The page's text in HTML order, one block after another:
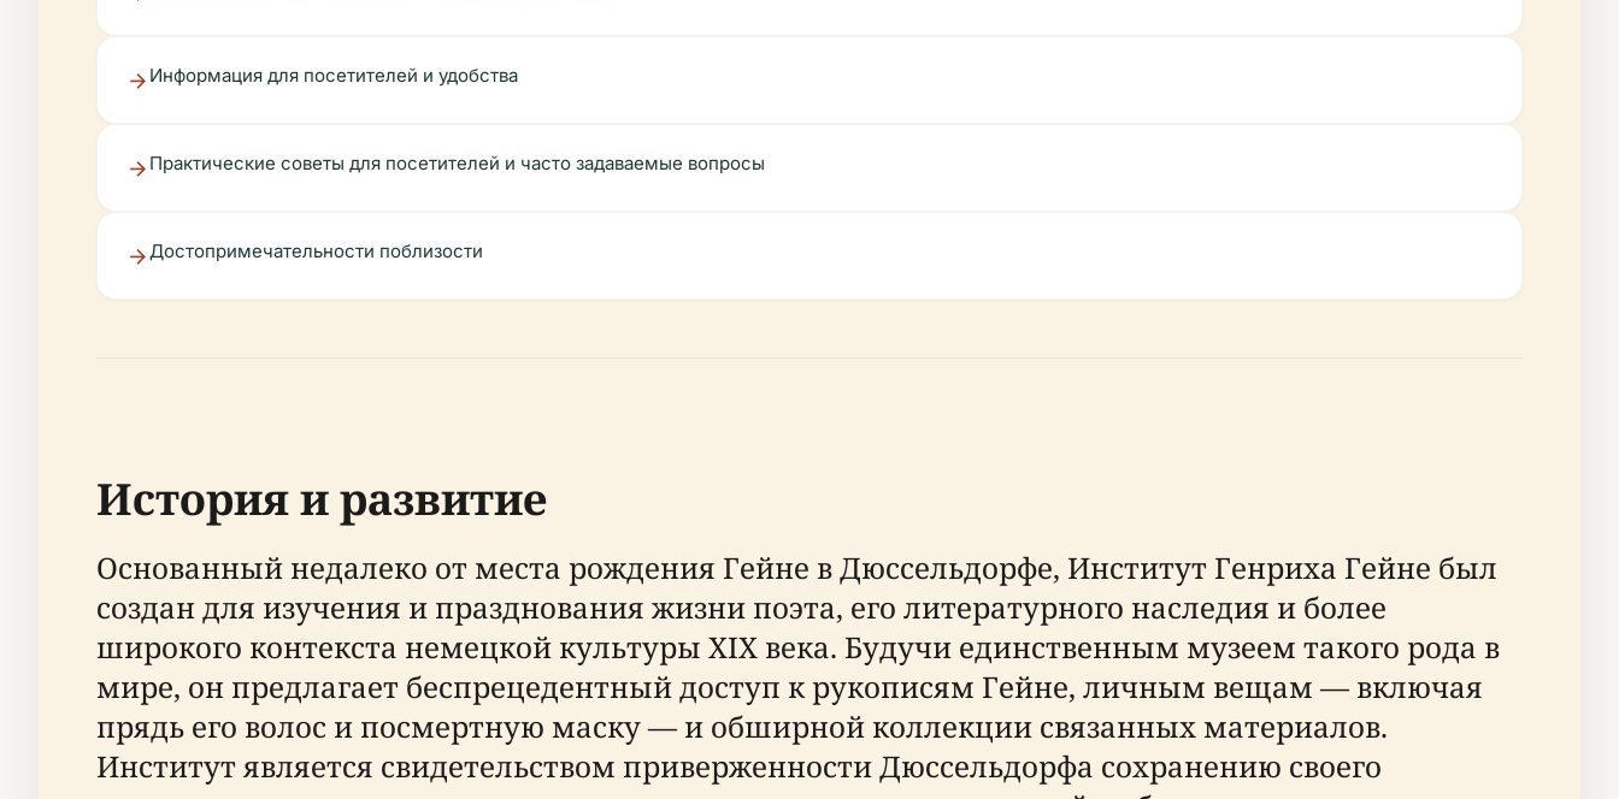
Информация для посетителей и удобства
Практические советы для посетителей и часто задаваемые вопросы
Достопримечательности поблизости
История и развитие
Основанный недалеко от места рождения Гейне в Дюссельдорфе, Институт Генриха Гейне был
создан для изучения и празднования жизни поэта, его литературного наследия и более
широкого контекста немецкой культуры XIX века. Будучи единственным музеем такого рода в
мире, он предлагает беспрецедентный доступ к рукописям Гейне, личным вещам — включая
прядь его волос и посмертную маску — и обширной коллекции связанных материалов.
Институт является свидетельством приверженности Дюссельдорфа сохранению своего